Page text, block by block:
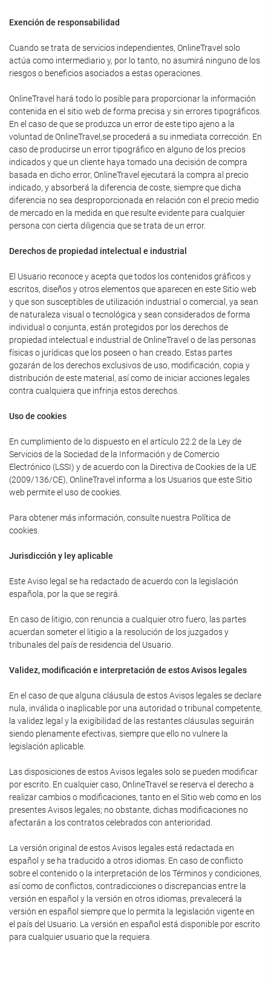
Exención de responsabilidad
Cuando se trata de servicios independientes, OnlineTravel solo
actúa como intermediario y, por lo tanto, no asumirá ninguno de los
riesgos o beneficios asociados a estas operaciones.
OnlineTravel hará todo lo posible para proporcionar la información
contenida en el sitio web de forma precisa y sin errores tipográficos.
En el caso de que se produzca un error de este tipo ajeno a la
voluntad de OnlineTravel,se procederá a su inmediata corrección. En
caso de producirse un error tipográfico en alguno de los precios
indicados y que un cliente haya tomado una decisión de compra
basada en dicho error, OnlineTravel ejecutará la compra al precio
indicado, y absorberá la diferencia de coste, siempre que dicha
diferencia no sea desproporcionada en relación con el precio medio
de mercado en la medida en que resulte evidente para cualquier
persona con cierta diligencia que se trata de un error.
Derechos de propiedad intelectual e industrial
El Usuario reconoce y acepta que todos los contenidos gráficos y
escritos, diseños y otros elementos que aparecen en este Sitio web
y que son susceptibles de utilización industrial o comercial, ya sean
de naturaleza visual o tecnológica y sean considerados de forma
individual o conjunta, están protegidos por los derechos de
propiedad intelectual e industrial de OnlineTravel o de las personas
físicas o jurídicas que los poseen o han creado. Estas partes
gozarán de los derechos exclusivos de uso, modificación, copia y
distribución de este material, así como de iniciar acciones legales
contra cualquiera que infrinja estos derechos.
Uso de cookies
En cumplimiento de lo dispuesto en el artículo 22.2 de la Ley de
Servicios de la Sociedad de la Información y de Comercio
Electrónico (LSSI) y de acuerdo con la Directiva de Cookies de la UE
(2009/136/CE), OnlineTravel informa a los Usuarios que este Sitio
web permite el uso de cookies.
Para obtener más información, consulte nuestra Política de
cookies.
Jurisdicción y ley aplicable
Este Aviso legal se ha redactado de acuerdo con la legislación
española, por la que se regirá.
En caso de litigio, con renuncia a cualquier otro fuero, las partes
acuerdan someter el litigio a la resolución de los juzgados y
tribunales del país de residencia del Usuario.
Validez, modificación e interpretación de estos Avisos legales
En el caso de que alguna cláusula de estos Avisos legales se declare
nula, inválida o inaplicable por una autoridad o tribunal competente,
la validez legal y la exigibilidad de las restantes cláusulas seguirán
siendo plenamente efectivas, siempre que ello no vulnere la
legislación aplicable.
Las disposiciones de estos Avisos legales solo se pueden modificar
por escrito. En cualquier caso, OnlineTravel se reserva el derecho a
realizar cambios o modificaciones, tanto en el Sitio web como en los
presentes Avisos legales; no obstante, dichas modificaciones no
afectarán a los contratos celebrados con anterioridad.
La versión original de estos Avisos legales está redactada en
español y se ha traducido a otros idiomas. En caso de conflicto
sobre el contenido o la interpretación de los Términos y condiciones,
así como de conflictos, contradicciones o discrepancias entre la
versión en español y la versión en otros idiomas, prevalecerá la
versión en español siempre que lo permita la legislación vigente en
el país del Usuario. La versión en español está disponible por escrito
para cualquier usuario que la requiera.